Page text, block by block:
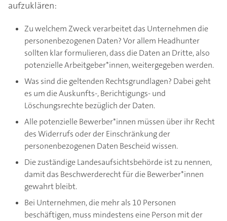
aufzuklären:
Zu welchem Zweck verarbeitet das Unternehmen die
personenbezogenen Daten? Vor allem Headhunter
sollten klar formulieren, dass die Daten an Dritte, also
potenzielle Arbeitgeber*innen, weitergegeben werden.
Was sind die geltenden Rechtsgrundlagen? Dabei geht
es um die Auskunfts-, Berichtigungs- und
Löschungsrechte bezüglich der Daten.
Alle potenzielle Bewerber*innen müssen über ihr Recht
des Widerrufs oder der Einschränkung der
personenbezogenen Daten Bescheid wissen.
Die zuständige Landesaufsichtsbehörde ist zu nennen,
damit das Beschwerderecht für die Bewerber*innen
gewahrt bleibt.
Bei Unternehmen, die mehr als 10 Personen
beschäftigen, muss mindestens eine Person mit der